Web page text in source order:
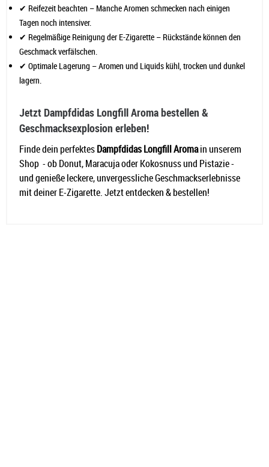
✔ Reifezeit beachten – Manche Aromen schmecken nach einigen
Tagen noch intensiver.
✔ Regelmäßige Reinigung der E-Zigarette – Rückstände können den
Geschmack verfälschen.
✔ Optimale Lagerung – Aromen und Liquids kühl, trocken und dunkel
lagern.
Jetzt Dampfdidas Longfill Aroma bestellen &
Geschmacksexplosion erleben!
Finde dein perfektesDampfdidas Longfill Aromain unserem
Shop - ob Donut, Maracuja oder Kokosnuss und Pistazie -
und genieße leckere, unvergessliche Geschmackserlebnisse
mit deiner E-Zigarette. Jetzt entdecken & bestellen!